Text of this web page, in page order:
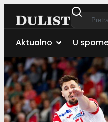
Aktualno U